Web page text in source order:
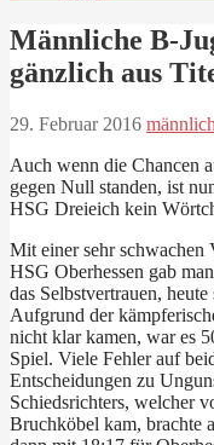
Männliche B-
gänzlich aus
29. Februar 2016
Auch wenn die Chancen
gegen Null standen, ist
HSG Dreieich kein
Mit einer sehr schwachen
HSG Oberhessen gab
das Selbstvertrauen,
Aufgrund der
nicht klar kamen, war es
Spiel. Viele Fehler auf
Entscheidungen zu
Schiedsrichters, welcher
Bruchköbel kam, brachte